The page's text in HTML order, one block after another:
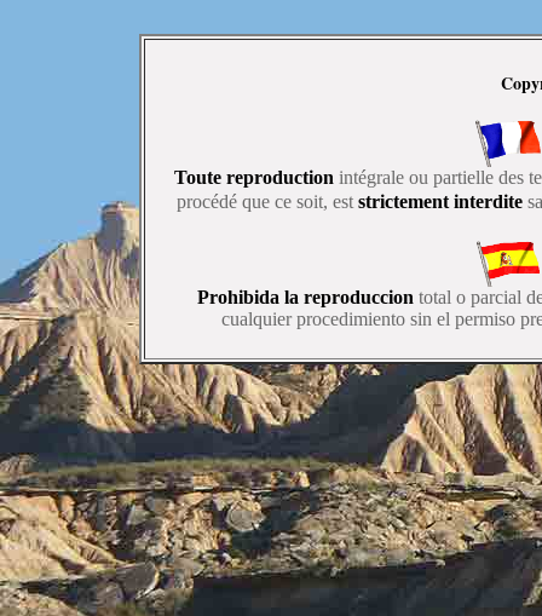
Toute reproduction intégrale ou partielle des
procédé que ce soit, est strictement interdite
Prohibida la reproduccion total o parcial
cualquier procedimiento sin el permiso